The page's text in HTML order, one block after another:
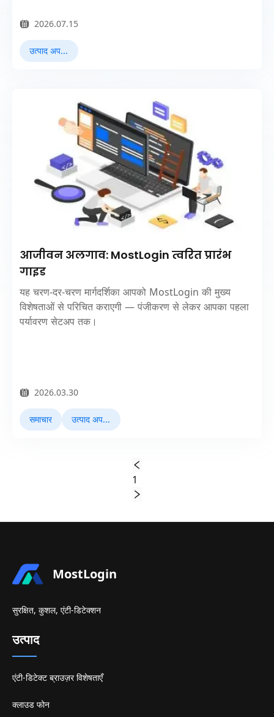
2026.07.15
उत्पाद अपडेट्स
आजीवन अलगाव: MostLogin त्वरित प्रारंभ
गाइड
यह चरण-दर-चरण मार्गदर्शिका आपको MostLogin की मुख्य
विशेषताओं से परिचित कराएगी — पंजीकरण से लेकर आपका पहला
पर्यावरण सेटअप तक।
2026.03.30
समाचार उत्पाद अपडेट्स
1
MostLogin
सुरक्षित, कुशल, एंटी-डिटेक्शन
उत्पाद
एंटी-डिटेक्ट ब्राउज़र विशेषताएँ
क्लाउड फोन